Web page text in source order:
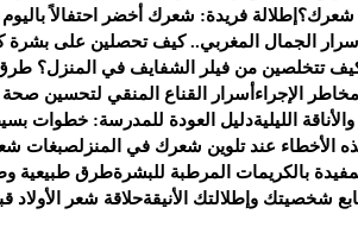
شعرك؟ إطلالة فريدة: شعرك أخضر احتفالاً باليوم
أسرار الجمال المغربي.. كيف تحصلين على بشرة
تتخلصين من فيلر الشفايف في المنزل؟ طرق
الإجراء أسرار القناع المنقي لتحسين صحة
الليليةدليل العودة للمدرسة: خطوات
الأخطاء عند تلوين شعرك في المنزلصبغات
بالكريمات المرطبة للبشرةطرق طبيعية
شخصيتك وإطلالتك الأنيقةحلاقة شعر الأولاد